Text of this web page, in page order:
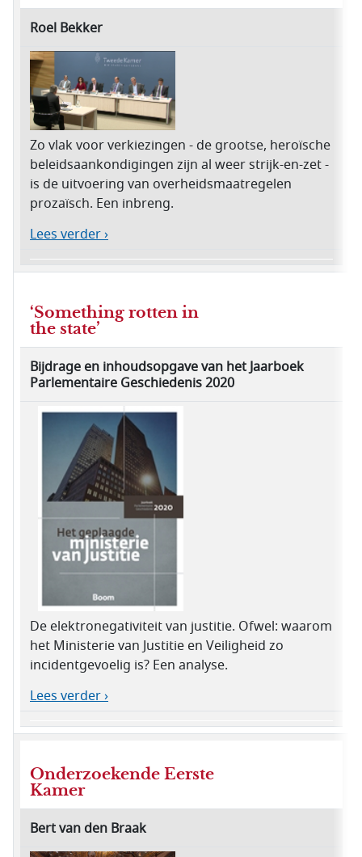
Roel Bekker
Zo vlak voor verkiezingen - de grootse, heroïsche
beleidsaankondigingen zijn al weer strijk-en-zet -
is de uitvoering van overheidsmaatregelen
prozaïsch. Een inbreng.
Lees verder ›
‘Something rotten in
the state’
Bijdrage en inhoudsopgave van het Jaarboek
Parlementaire Geschiedenis 2020
De elektronegativiteit van justitie. Ofwel: waarom
het Ministerie van Justitie en Veiligheid zo
incidentgevoelig is? Een analyse.
Lees verder ›
Onderzoekende Eerste
Kamer
Bert van den Braak